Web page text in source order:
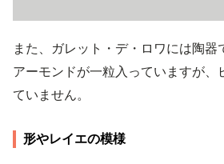
また、ガレット・デ・ロワには陶
アーモンドが一粒入っていますが、
ていません。
形やレイエの模様